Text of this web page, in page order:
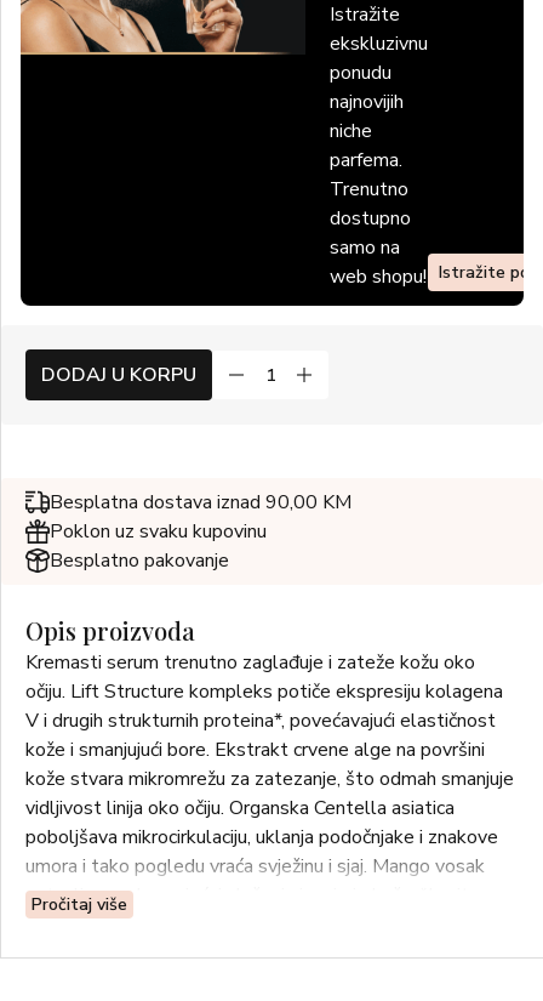
Istražite
ekskluzivnu
ponudu
najnovijih
niche
parfema.
Trenutno
dostupno
samo na
web shopu! Istražite
DODAJ U KORPU
Besplatna dostava iznad 90,00 KM
Poklon uz svaku kupovinu
Besplatno pakovanje
Opis proizvoda
Kremasti serum trenutno zaglađuje i zateže kožu oko
očiju. Lift Structure kompleks potiče ekspresiju kolagena
V i drugih strukturnih proteina*, povećavajući elastičnost
kože i smanjujući bore. Ekstrakt crvene alge na površini
kože stvara mikromrežu za zatezanje, što odmah smanjuje
vidljivost linija oko očiju. Organska Centella asiatica
poboljšava mikrocirkulaciju, uklanja podočnjake i znakove
umora i tako pogledu vraća svježinu i sjaj. Mango vosak
ostavlja ugodan osjećaj vlaženja i smiruje kožu. *In vitro
testovi aktivnog sastojka.
Pročitaj više